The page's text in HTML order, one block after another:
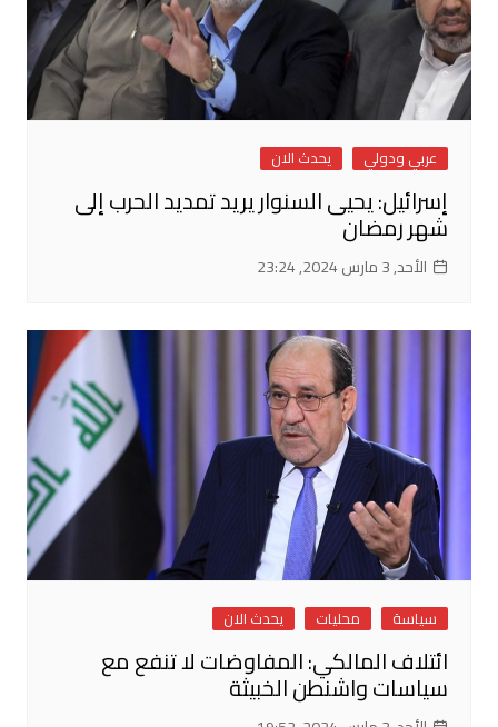
عربي ودولي يحدث الان
إسرائيل: يحيى السنوار يريد تمديد الحرب إلى
شهر رمضان
الأحد, 3 مارس 2024, 23:24
سياسة محليات يحدث الان
ائتلاف المالكي: المفاوضات لا تنفع مع
سياسات واشنطن الخبيثة